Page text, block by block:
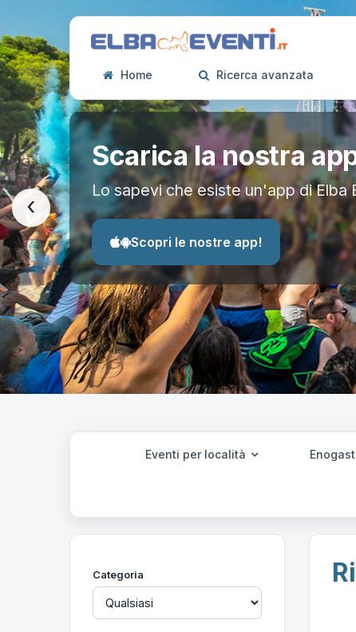
Home Ricerca avanzata
Scarica la nostra
Lo sapevi che esiste un'app di Elba
Scopri le nostre app!
‹
Eventi per località
Categoria